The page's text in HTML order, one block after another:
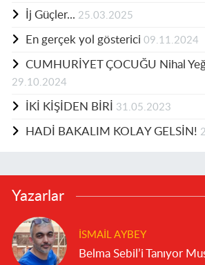
İj Güçler... 25.03.2025
En gerçek yol gösterici 09.11.2024
CUMHURİYET ÇOCUĞU Nihal
29.10.2024
İKİ KİŞİDEN BİRİ 31.05.2023
HADİ BAKALIM KOLAY GELSİN!
Yazarlar
İSMAIL AYBEY
Belma Sebil’i Tanıyor